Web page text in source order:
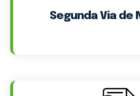
Segunda Via de